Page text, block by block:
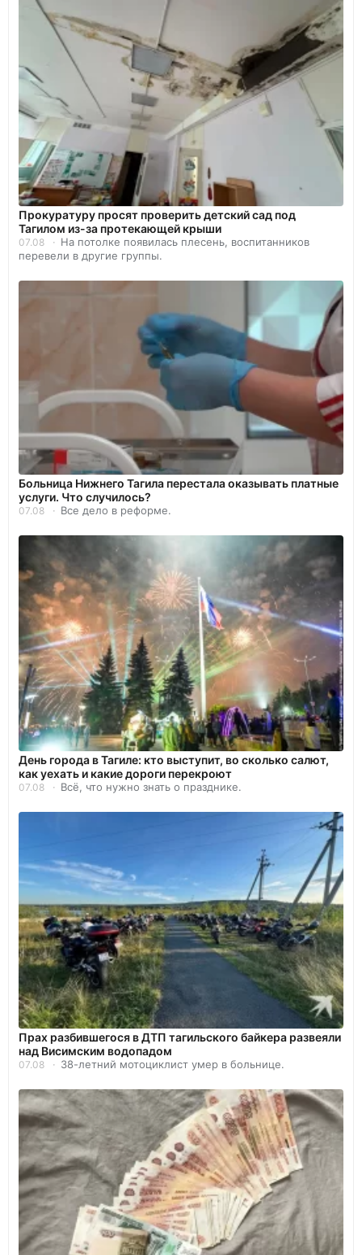
Прокуратуру просят проверить детский сад под
Тагилом из-за протекающей крыши
07.08
На потолке появилась плесень, воспитанников
перевели в другие группы.
Больница Нижнего Тагила перестала оказывать платные
услуги. Что случилось?
07.08 Все дело в реформе.
День города в Тагиле: кто выступит, во сколько салют,
как уехать и какие дороги перекроют
07.08 Всё, что нужно знать о празднике.
Прах разбившегося в ДТП тагильского байкера развеяли
над Висимским водопадом
07.08 38-летний мотоциклист умер в больнице.